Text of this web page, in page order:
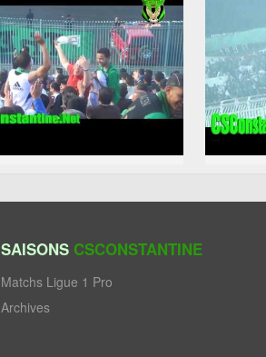
SAISONS CSCONSTANTINE
Matchs Ligue 1 Pro
Archives